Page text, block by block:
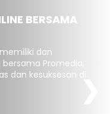
BERSAMA
dan
Promedia,
dan kesuksesan di